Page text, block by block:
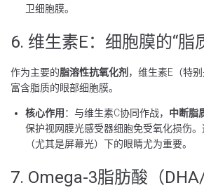
卫细胞膜。
6. 维生素E：细胞膜的“脂
作为主要的脂溶性抗氧化剂 ，维生素E（特
富含脂质的眼部细胞膜。
核心作用 ：与维生素C协同作战， 中断脂
保护视网膜光感受器细胞免受氧化损伤
（尤其是屏幕光）下的眼睛尤为重要。
7. Omega-3脂肪酸（